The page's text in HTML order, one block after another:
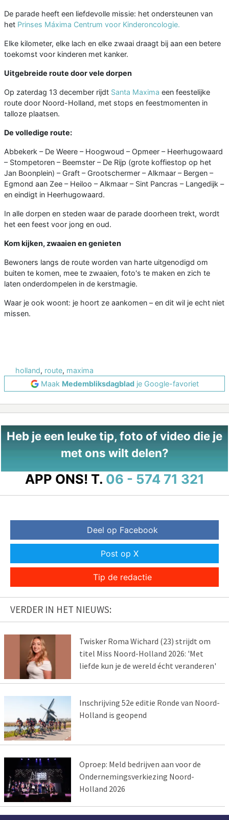
De parade heeft een liefdevolle missie: het ondersteunen van
het Prinses Máxima Centrum voor Kinderoncologie.
Elke kilometer, elke lach en elke zwaai draagt bij aan een betere
toekomst voor kinderen met kanker.
Uitgebreide route door vele dorpen
Op zaterdag 13 december rijdt Santa Maxima een feestelijke
route door Noord-Holland, met stops en feestmomenten in
talloze plaatsen.
De volledige route:
Abbekerk – De Weere – Hoogwoud – Opmeer – Heerhugowaard
– Stompetoren – Beemster – De Rijp (grote koffiestop op het
Jan Boonplein) – Graft – Grootschermer – Alkmaar – Bergen –
Egmond aan Zee – Heiloo – Alkmaar – Sint Pancras – Langedijk –
en eindigt in Heerhugowaard.
In alle dorpen en steden waar de parade doorheen trekt, wordt
het een feest voor jong en oud.
Kom kijken, zwaaien en genieten
Bewoners langs de route worden van harte uitgenodigd om
buiten te komen, mee te zwaaien, foto's te maken en zich te
laten onderdompelen in de kerstmagie.
Waar je ook woont: je hoort ze aankomen – en dit wil je echt niet
missen.
holland, route, maxima
Maak Medembliksdagbladje Google-favoriet
Heb je een leuke tip, foto of video die je
met ons wilt delen?
APP ONS! T. 06 - 574 71 321
Deel op Facebook
Post op X
Tip de redactie
VERDER IN HET NIEUWS:
Twisker Roma Wichard (23) strijdt om
titel Miss Noord-Holland 2026: 'Met
liefde kun je de wereld écht veranderen'
Inschrijving 52e editie Ronde van Noord-
Holland is geopend
Oproep: Meld bedrijven aan voor de
Ondernemingsverkiezing Noord-
Holland 2026